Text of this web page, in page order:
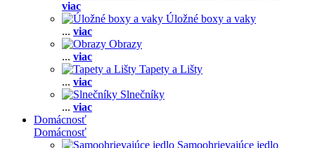
viac
Úložné boxy a vaky
... viac
Obrazy
... viac
Tapety a Lišty
... viac
Slnečníky
... viac
Domácnosť
Domácnosť
Samoohrievajúce jedlo